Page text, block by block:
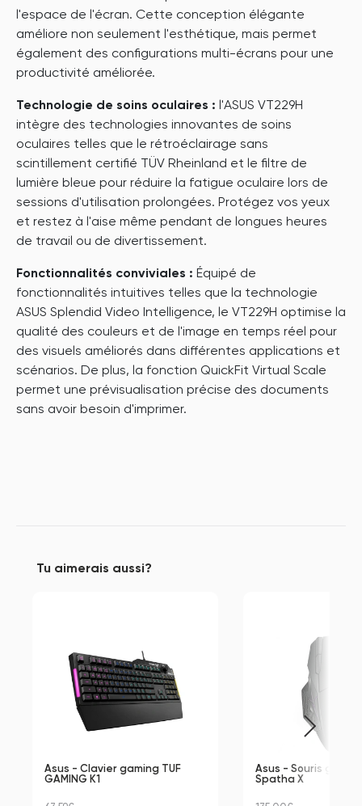
l'espace de l'écran. Cette conception élégante
améliore non seulement l'esthétique, mais permet
également des configurations multi-écrans pour une
productivité améliorée.
Technologie de soins oculaires : l'ASUS VT229H
intègre des technologies innovantes de soins
oculaires telles que le rétroéclairage sans
scintillement certifié TÜV Rheinland et le filtre de
lumière bleue pour réduire la fatigue oculaire lors de
sessions d'utilisation prolongées. Protégez vos yeux
et restez à l'aise même pendant de longues heures
de travail ou de divertissement.
Fonctionnalités conviviales : Équipé de
fonctionnalités intuitives telles que la technologie
ASUS Splendid Video Intelligence, le VT229H optimise la
qualité des couleurs et de l'image en temps réel pour
des visuels améliorés dans différentes applications et
scénarios. De plus, la fonction QuickFit Virtual Scale
permet une prévisualisation précise des documents
sans avoir besoin d'imprimer.
Tu aimerais aussi?
Asus - Clavier gaming TUF
GAMING K1
Asus - Souris
Spatha X